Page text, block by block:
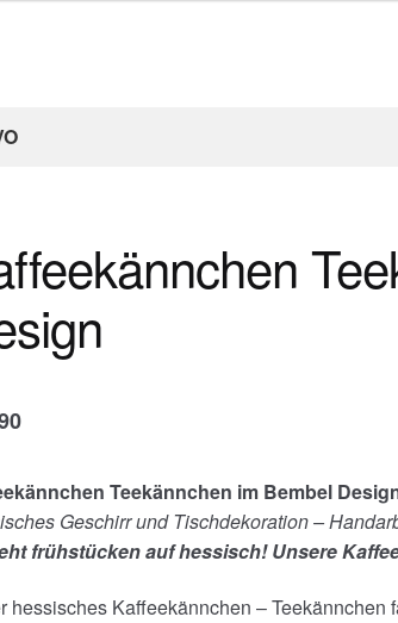
Teekännchen im Bembel
Geschirr und Tischdekoration –
frühstücken auf hessisch! Unsere
hessisches Kaffeekännchen – Teekännchen